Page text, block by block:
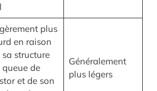
plus
en raison
sa structure
queue de
et de son
Généralement
plus légers